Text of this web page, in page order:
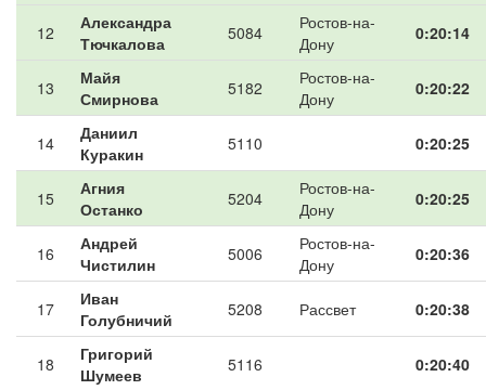
12
Александра
Тючкалова
5084
Ростов-на-
Дону
0:20:14
13
Майя
Смирнова
5182
Ростов-на-
Дону
0:20:22
14
Даниил
Куракин
5110 0:20:25
15
Агния
Останко
5204
Ростов-на-
Дону
0:20:25
16
Андрей
Чистилин
5006
Ростов-на-
Дону
0:20:36
17
Иван
Голубничий
5208 Рассвет 0:20:38
18
Григорий
Шумеев
5116 0:20:40